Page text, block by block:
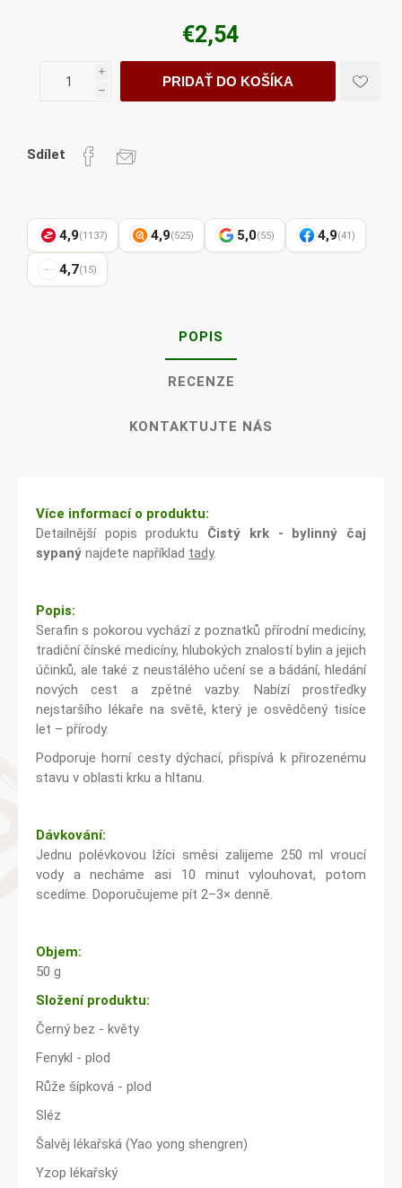
€2,54
i
h
PRIDAŤ DO KOŠÍKA
Sdílet
4,9(1137) 4,9(525) 5,0(55) 4,9(41)
4,7(15)
POPIS
RECENZE
KONTAKTUJTE NÁS
Více informací o produktu:
Detailnější popis produktu Čistý krk - bylinný čaj
sypaný najdete například tady.
Popis:
Serafin s pokorou vychází z poznatků přírodní medicíny,
tradiční čínské medicíny, hlubokých znalostí bylin a jejich
účinků, ale také z neustálého učení se a bádání, hledání
nových cest a zpětné vazby. Nabízí prostředky
nejstaršího lékaře na světě, který je osvědčený tisíce
let – přírody.
Podporuje horní cesty dýchací, přispívá k přirozenému
stavu v oblasti krku a hltanu.
Dávkování:
Jednu polévkovou lžíci směsi zalijeme 250 ml vroucí
vody a necháme asi 10 minut vylouhovat, potom
scedíme. Doporučujeme pít 2–3× denně.
Objem:
50 g
Složení produktu:
Černý bez - květy
Fenykl - plod
Růže šípková - plod
Sléz
Šalvěj lékařská (Yao yong shengren)
Yzop lékařský